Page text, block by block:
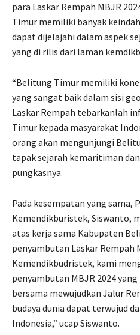
para Laskar Rempah MBJR
Timur memiliki banyak
dapat dijelajahi dalam aspek
yang di rilis dari laman
“Belitung Timur memiliki
yang sangat baik dalam sisi
Laskar Rempah tebarkanlah
Timur kepada masyarakat
orang akan mengunjungi
tapak sejarah kemaritiman
pungkasnya.
Pada kesempatan yang sama,
Kemendikburistek, Siswanto,
atas kerja sama Kabupaten
penyambutan Laskar Rempah
Kemendikbudristek, kami
penyambutan MBJR 2024
bersama mewujudkan Jalur
budaya dunia dapat terwujud
Indonesia,” ucap Siswanto.